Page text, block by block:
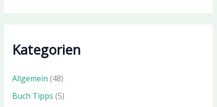
Kategorien
Allgemein (48)
Buch Tipps (5)